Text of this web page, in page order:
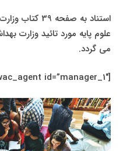
استناد به
علوم پایه مورد تائید وزارت
می گردد.
[uwac_agent id=”manager_1″]